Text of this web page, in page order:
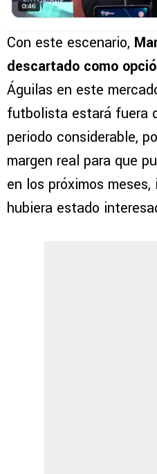
Con este escenario,
descartado como
Águilas en este
futbolista estará fuera
periodo considerable,
margen real para que
en los próximos
hubiera estado